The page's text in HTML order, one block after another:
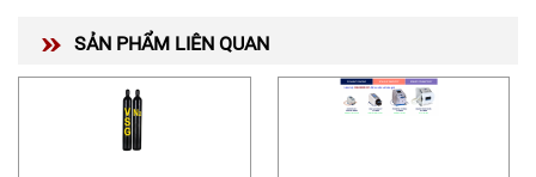
SẢN PHẨM LIÊN QUAN